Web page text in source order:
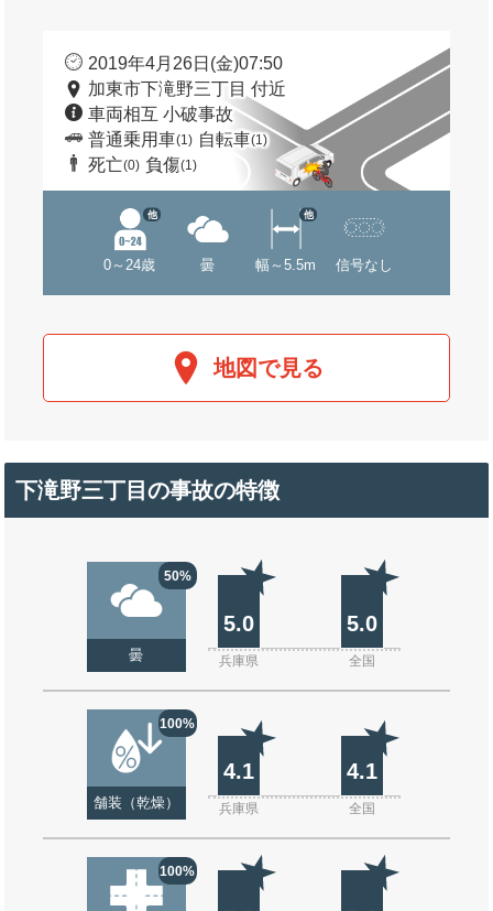
2019年4月26日(金)07:50
加東市下滝野三丁目 付近
車両相互 小破事故
普通乗用車(1) 自転車(1)
死亡(0) 負傷(1)
0～24歳
他
曇 幅～5.5m
他
信号なし
地図で見る
下滝野三丁目の事故の特徴
50%
曇
5.0 5.0
兵庫県 全国
100%
舗装（乾燥）
4.1 4.1
兵庫県 全国
100%